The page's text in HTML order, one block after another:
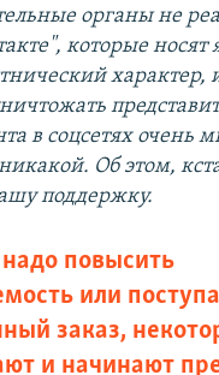
органы не
которые носят
характер,
в соцсетях очень
Об этом,
поддержку.
повысить
или
заказ,
и начинают